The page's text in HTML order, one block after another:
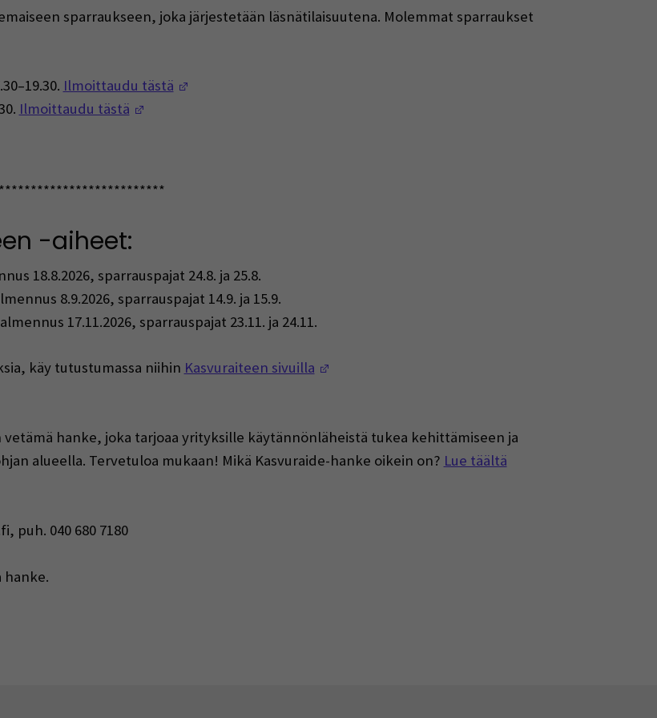
sparraukseen, joka järjestetään läsnätilaisuutena. Molemmat sparraukset
Ilmoittaudu tästä
Ilmoittaudu tästä
-aiheet:
window)
18.8.2026, sparrauspajat 24.8. ja 25.8.
new window)8.9.2026, sparrauspajat 14.9. ja 15.9.
a new window)17.11.2026, sparrauspajat 23.11. ja 24.11.
käy tutustumassa niihin Kasvuraiteen sivuilla
hanke, joka tarjoaa yrityksille käytännönläheistä tukea kehittämiseen ja
alueella. Tervetuloa mukaan! Mikä Kasvuraide-hanke oikein on? Lue täältä
puh. 040 680 7180
hanke.